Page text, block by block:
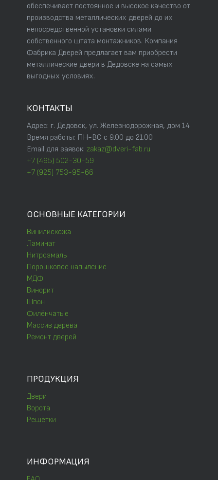
обеспечивает постоянное и высокое качество от
производства металлических дверей до их
непосредственной установки силами
собственного штата монтажников. Компания
Фабрика Дверей предлагает вам приобрести
металлические двери в Дедовске на самых
выгодных условиях.
КОНТАКТЫ
Адрес: г. Дедовск, ул. Железнодорожная, дом 14
Время работы: ПН-ВС с 9.00 до 21.00
Email для заявок: zakaz@dveri-fab.ru
+7 (495) 502-30-59
+7 (925) 753-95-66
ОСНОВНЫЕ КАТЕГОРИИ
Винилискожа
Ламинат
Нитроэмаль
Порошковое напыление
МДФ
Винорит
Шпон
Филёнчатые
Массив дерева
Ремонт дверей
ПРОДУКЦИЯ
Двери
Ворота
Решётки
ИНФОРМАЦИЯ